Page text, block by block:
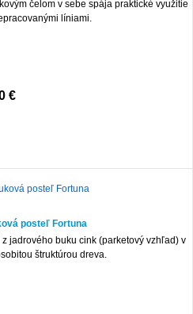
čelom v sebe spája praktické využitie
líniami.
€
posteľ Fortuna
jadrového buku cink (parketový vzhľad) v
štruktúrou dreva.